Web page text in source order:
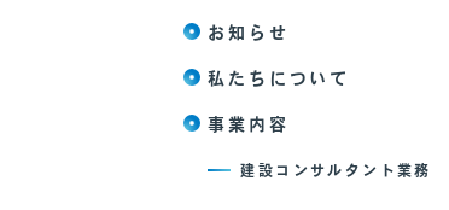
お知らせ
私たちについて
事業内容
建設コンサルタント業務